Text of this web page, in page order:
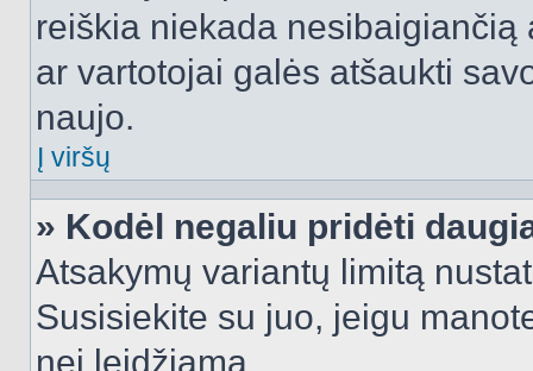
reiškia niekada
ar vartotojai galės atšaukti
naujo.
Į viršų
» Kodėl negaliu pridėti
Atsakymų variantų limitą
Susisiekite su juo, jeigu
nei leidžiama.